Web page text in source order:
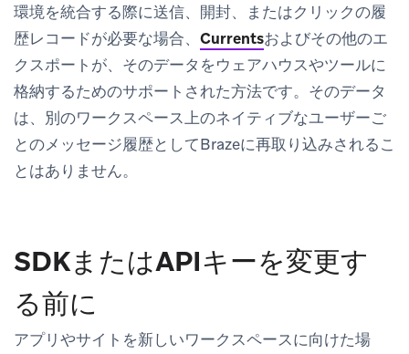
環境を統合する際に送信、開封、またはクリックの履
歴レコードが必要な場合、 Currentsおよびその他のエ
クスポートが、そのデータをウェアハウスやツールに
格納するためのサポートされた方法です。そのデータ
は、別のワークスペース上のネイティブなユーザーご
とのメッセージ履歴としてBrazeに再取り込みされるこ
とはありません。
SDKまたはAPIキーを変更す
る前に
アプリやサイトを新しいワークスペースに向けた場